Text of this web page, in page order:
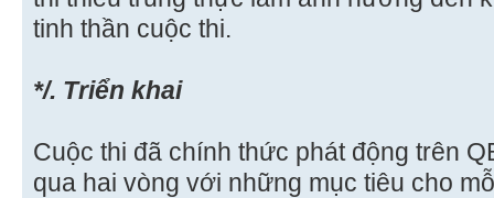
tinh thần cuộc thi.
*/. Triển khai
Cuộc thi đã chính thức phát động trên
qua hai vòng với những mục tiêu cho